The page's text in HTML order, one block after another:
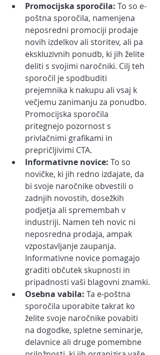
Promocijska sporočila: To so e-
poštna sporočila, namenjena
neposredni promociji prodaje
novih izdelkov ali storitev, ali pa
ekskluzivnih ponudb, ki jih želite
deliti s svojimi naročniki. Cilj teh
sporočil je spodbuditi
prejemnika k nakupu ali vsaj k
večjemu zanimanju za ponudbo.
Promocijska sporočila
pritegnejo pozornost s
privlačnimi grafikami in
prepričljivimi CTA.
Informativne novice: To so
novičke, ki jih redno izdajate, da
bi svoje naročnike obvestili o
zadnjih novostih, dosežkih
podjetja ali spremembah v
industriji. Namen teh novic ni
neposredna prodaja, ampak
vzpostavljanje zaupanja.
Informativne novice pomagajo
graditi občutek skupnosti in
pripadnosti vaši blagovni znamki.
Osebna vabila: Ta e-poštna
sporočila uporabite takrat ko
želite svoje naročnike povabiti
na dogodke, spletne seminarje,
delavnice ali druge pomembne